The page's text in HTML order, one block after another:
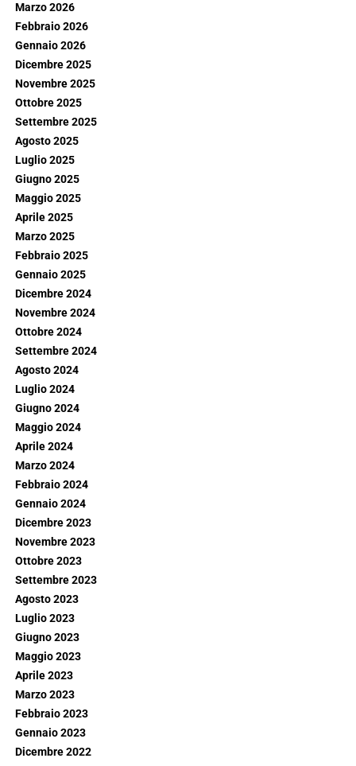
Marzo 2026
Febbraio 2026
Gennaio 2026
Dicembre 2025
Novembre 2025
Ottobre 2025
Settembre 2025
Agosto 2025
Luglio 2025
Giugno 2025
Maggio 2025
Aprile 2025
Marzo 2025
Febbraio 2025
Gennaio 2025
Dicembre 2024
Novembre 2024
Ottobre 2024
Settembre 2024
Agosto 2024
Luglio 2024
Giugno 2024
Maggio 2024
Aprile 2024
Marzo 2024
Febbraio 2024
Gennaio 2024
Dicembre 2023
Novembre 2023
Ottobre 2023
Settembre 2023
Agosto 2023
Luglio 2023
Giugno 2023
Maggio 2023
Aprile 2023
Marzo 2023
Febbraio 2023
Gennaio 2023
Dicembre 2022